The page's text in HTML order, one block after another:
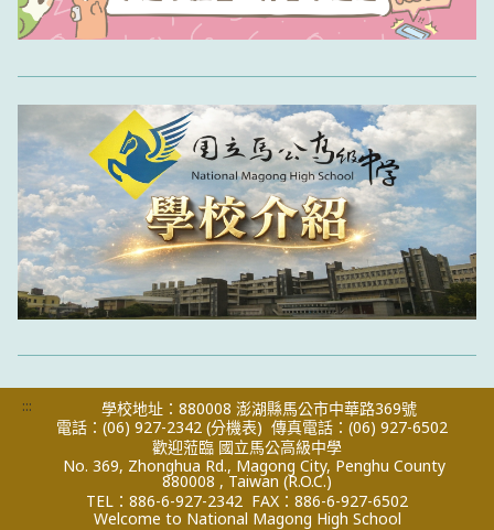
:::
學校地址：880008 澎湖縣馬公市中華路369號
電話：(06) 927-2342 (分機表) 傳真電話：(06) 927-6502
歡迎蒞臨 國立馬公高級中學
No. 369, Zhonghua Rd., Magong City, Penghu County
880008 , Taiwan (R.O.C.)
TEL：886-6-927-2342 FAX：886-6-927-6502
Welcome to National Magong High School